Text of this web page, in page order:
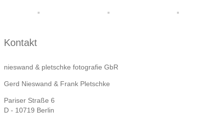
Kontakt
nieswand & pletschke fotografie GbR
Gerd Nieswand & Frank Pletschke
Pariser Straße 6
D - 10719 Berlin